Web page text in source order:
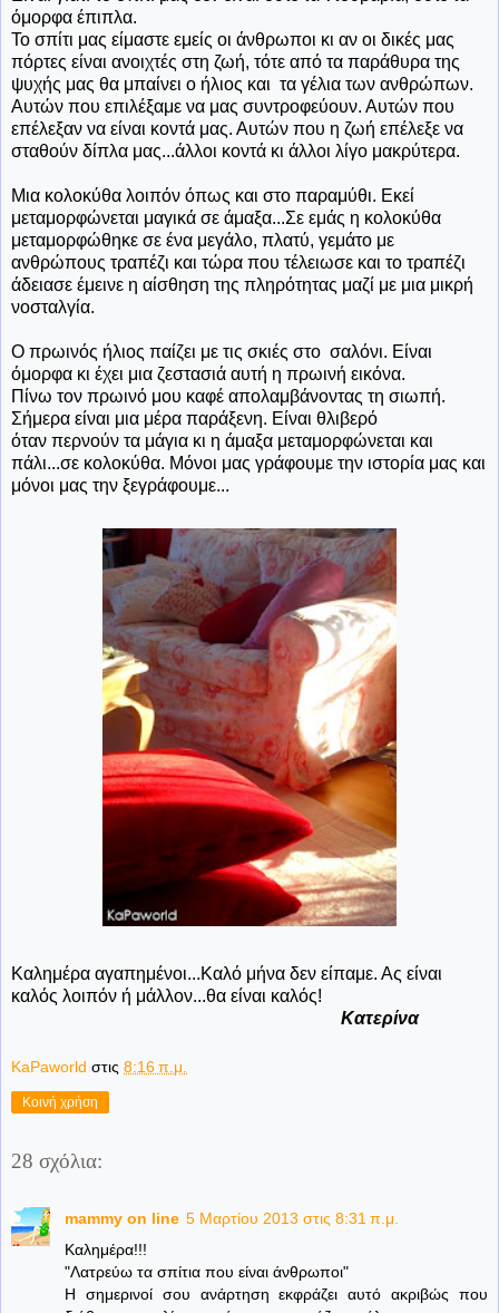
όμορφα έπιπλα.
Το σπίτι μας είμαστε εμείς οι άνθρωποι κι αν οι δικές μας
πόρτες είναι ανοιχτές στη ζωή, τότε από τα παράθυρα της
ψυχής μας θα μπαίνει ο ήλιος και τα γέλια των ανθρώπων.
Αυτών που επιλέξαμε να μας συντροφεύουν. Αυτών που
επέλεξαν να είναι κοντά μας. Αυτών που η ζωή επέλεξε να
σταθούν δίπλα μας...άλλοι κοντά κι άλλοι λίγο μακρύτερα.
Μια κολοκύθα λοιπόν όπως και στο παραμύθι. Εκεί
μεταμορφώνεται μαγικά σε άμαξα...Σε εμάς η κολοκύθα
μεταμορφώθηκε σε ένα μεγάλο, πλατύ, γεμάτο με
ανθρώπους τραπέζι και τώρα που τέλειωσε και το τραπέζι
άδειασε έμεινε η αίσθηση της πληρότητας μαζί με μια μικρή
νοσταλγία.
Ο πρωινός ήλιος παίζει με τις σκιές στο σαλόνι. Είναι
όμορφα κι έχει μια ζεστασιά αυτή η πρωινή εικόνα.
Πίνω τον πρωινό μου καφέ απολαμβάνοντας τη σιωπή.
Σήμερα είναι μια μέρα παράξενη. Είναι θλιβερό
όταν περνούν τα μάγια κι η άμαξα μεταμορφώνεται και
πάλι...σε κολοκύθα. Μόνοι μας γράφουμε την ιστορία μας και
μόνοι μας την ξεγράφουμε...
Καλημέρα αγαπημένοι...Καλό μήνα δεν είπαμε. Ας είναι
καλός λοιπόν ή μάλλον...θα είναι καλός!
Κατερίνα
KaPaworld στις 8:16 π.μ.
Κοινή χρήση
28 σχόλια:
mammy on line 5 Μαρτίου 2013 στις 8:31 π.μ.
Καλημέρα!!!
"Λατρεύω τα σπίτια που είναι άνθρωποι"
Η σημερινοί σου ανάρτηση εκφράζει αυτό ακριβώς που